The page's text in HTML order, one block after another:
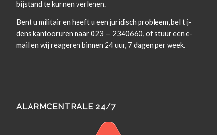
bi­j­s­tand te kun­nen verlenen.
Bent u militair en heeft u een juridisch prob­leem, bel tij­
dens kan­tooruren naar 023 — 2340660, of stuur een e-
mail en wij rea­geren bin­nen 24 uur, 7 dagen per week.
ALARMCENTRALE 24/7